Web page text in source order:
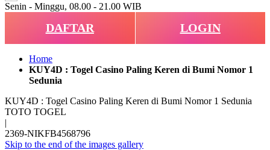
Senin - Minggu, 08.00 - 21.00 WIB
DAFTAR LOGIN
Home
KUY4D : Togel Casino Paling Keren di Bumi Nomor 1
Sedunia
KUY4D : Togel Casino Paling Keren di Bumi Nomor 1 Sedunia
TOTO TOGEL
|
2369-NIKFB4568796
Skip to the end of the images gallery